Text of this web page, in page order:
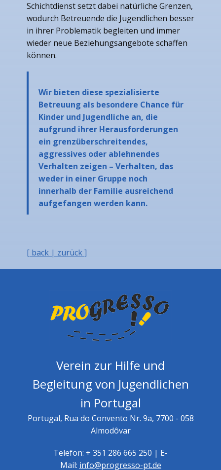
Schichtdienst setzt dabei natürliche Grenzen,
wodurch Betreuende die Jugendlichen besser
in ihrer Problematik begleiten und immer
wieder neue Beziehungsangebote schaffen
können.
Wir bieten diese spezialisierte
Betreuung als besondere Chance für
Kinder und Jugendliche an, die
aufgrund ihrer Herausforderungen
ein grenzüberschreitendes,
aggressives oder ablehnendes
Verhalten zeigen – Verhalten, das
weder in einer Gruppe noch
innerhalb der Familie ausreichend
aufgefangen werden kann.
[ back | zurück ]
Verein zur Hilfe und
Begleitung von Jugendlichen
in Portugal
Portugal, Rua do Convento Nr. 9a, 7700 - 058
Almodôvar
Telefon: + 351 286 665 250 | E-
Mail: info@progresso-pt.de